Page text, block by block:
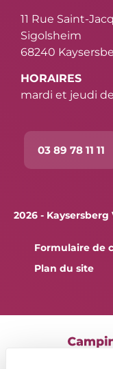
11 Rue Saint-
Sigolsheim
68240
HORAIRES
mardi et jeudi
03 89 78 11 11
2026 -
Formulaire de
Plan du site